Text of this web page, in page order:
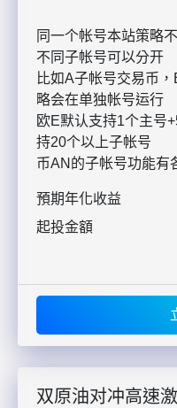
同一个帐号本站策略
不同子帐号可以分开
比如A子帐号交易币
略会在单独帐号运行
欧E默认支持1个主号
持20个以上子帐号
币AN的子帐号功能有
預期年化收益
起投金額
双原油对冲高速